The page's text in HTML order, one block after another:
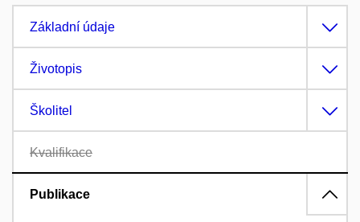
Základní údaje
Životopis
Školitel
Kvalifikace
Publikace